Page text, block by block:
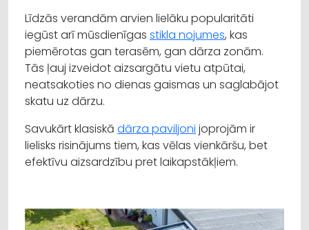
Līdzās verandām arvien lielāku popularitāti
iegūst arī mūsdienīgas stikla nojumes, kas
piemērotas gan terasēm, gan dārza zonām.
Tās ļauj izveidot aizsargātu vietu atpūtai,
neatsakoties no dienas gaismas un saglabājot
skatu uz dārzu.
Savukārt klasiskā dārza paviljoni joprojām ir
lielisks risinājums tiem, kas vēlas vienkāršu, bet
efektīvu aizsardzību pret laikapstākļiem.